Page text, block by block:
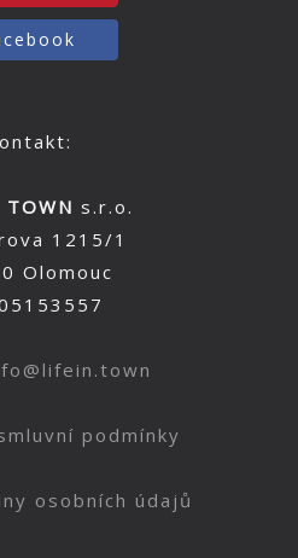
s.r.o.
1215/1
Olomouc
podmínky
osobních údajů